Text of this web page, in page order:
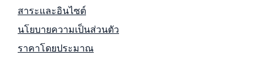
สาระและอินไซต์
นโยบายความเป็นส่วนตัว
ราคาโดยประมาณ